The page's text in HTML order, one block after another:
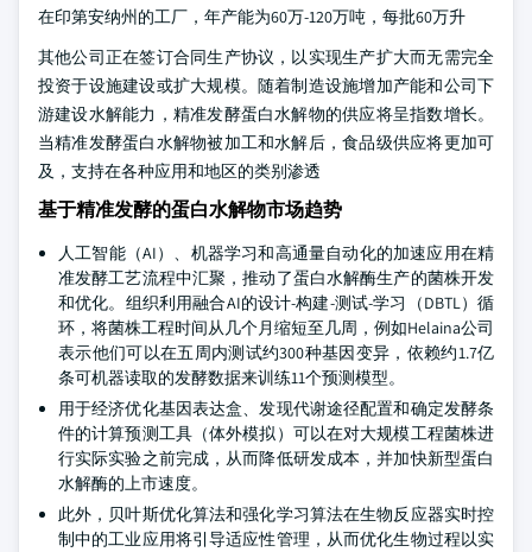
在印第安纳州的工厂，年产能为60万-120万吨，每批60万升
其他公司正在签订合同生产协议，以实现生产扩大而无需完全
投资于设施建设或扩大规模。随着制造设施增加产能和公司下
游建设水解能力，精准发酵蛋白水解物的供应将呈指数增长。
当精准发酵蛋白水解物被加工和水解后，食品级供应将更加可
及，支持在各种应用和地区的类别渗透
基于精准发酵的蛋白水解物市场趋势
人工智能（AI）、机器学习和高通量自动化的加速应用在精
准发酵工艺流程中汇聚，推动了蛋白水解酶生产的菌株开发
和优化。组织利用融合AI的设计-构建-测试-学习（DBTL）循
环，将菌株工程时间从几个月缩短至几周，例如Helaina公司
表示他们可以在五周内测试约300种基因变异，依赖约1.7亿
条可机器读取的发酵数据来训练11个预测模型。
用于经济优化基因表达盒、发现代谢途径配置和确定发酵条
件的计算预测工具（体外模拟）可以在对大规模工程菌株进
行实际实验之前完成，从而降低研发成本，并加快新型蛋白
水解酶的上市速度。
此外，贝叶斯优化算法和强化学习算法在生物反应器实时控
制中的工业应用将引导适应性管理，从而优化生物过程以实